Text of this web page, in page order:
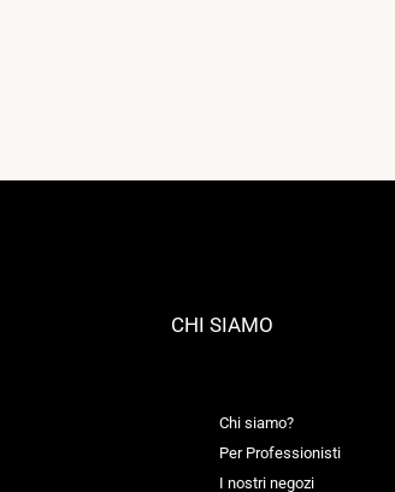
CHI SIAMO
Chi siamo?
Per Professionisti
I nostri negozi